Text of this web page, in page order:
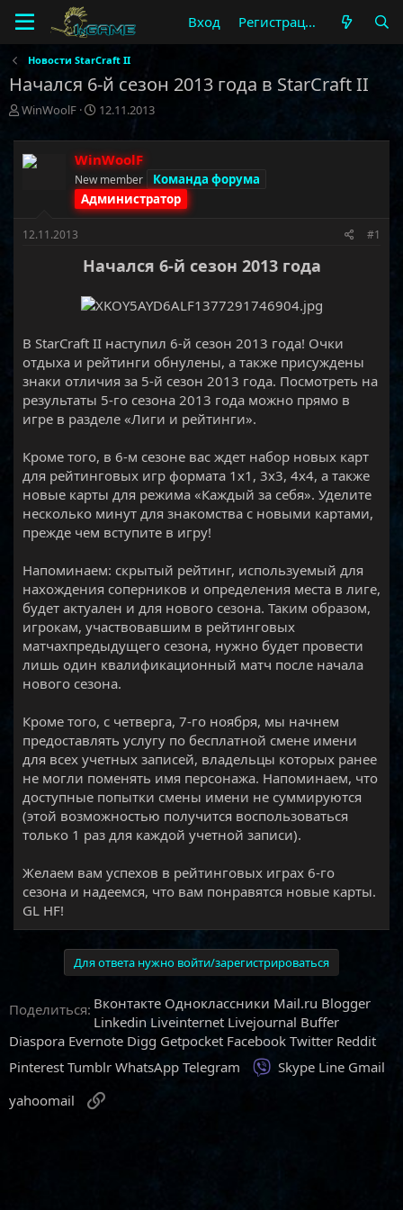
Вход Регистрация
Новости StarCraft II
Начался 6-й сезон 2013 года в StarCraft II
А
т
о
р
ы
WinWoolF
Д
т
а
н
а
ч
12.11.2013
WinWoolF
New member
Команда форума
Администратор
12.11.2013 #1
Начался 6-й сезон 2013 года
В StarCraft II наступил 6-й сезон 2013 года! Очки
отдыха и рейтинги обнулены, а также присуждены
знаки отличия за 5-й сезон 2013 года. Посмотреть на
результаты 5-го сезона 2013 года можно прямо в
игре в разделе «Лиги и рейтинги».
Кроме того, в 6-м сезоне вас ждет набор новых карт
для рейтинговых игр формата 1х1, 3х3, 4х4, а также
новые карты для режима «Каждый за себя». Уделите
несколько минут для знакомства с новыми картами,
прежде чем вступите в игру!
Напоминаем: скрытый рейтинг, используемый для
нахождения соперников и определения места в лиге,
будет актуален и для нового сезона. Таким образом,
игрокам, участвовавшим в рейтинговых
матчахпредыдущего сезона, нужно будет провести
лишь один квалификационный матч после начала
нового сезона.
Кроме того, с четверга, 7-го ноября, мы начнем
предоставлять услугу по бесплатной смене имени
для всех учетных записей, владельцы которых ранее
не могли поменять имя персонажа. Напоминаем, что
доступные попытки смены имени не суммируются
(этой возможностью получится воспользоваться
только 1 раз для каждой учетной записи).
Желаем вам успехов в рейтинговых играх 6-го
сезона и надеемся, что вам понравятся новые карты.
GL HF!
Для ответа нужно войти/зарегистрироваться
Поделиться: Вконтакте Одноклассники Mail.ru Blogger
Linkedin Liveinternet Livejournal Buffer
Diaspora Evernote Digg Getpocket Facebook Twitter Reddit
Pinterest Tumblr WhatsApp Telegram Viber
Skype Line Gmail
yahoomail